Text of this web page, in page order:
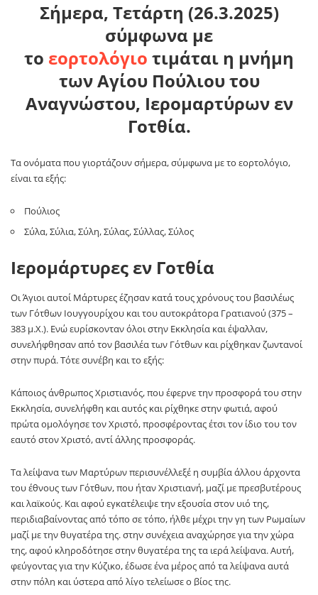
Σήμερα, Τετάρτη (26.3.2025)
σύμφωνα με
το εορτολόγιο τιμάται η μνήμη
των Αγίου Πούλιου του
Αναγνώστου, Ιερομαρτύρων εν
Γοτθία.
Τα ονόματα που γιορτάζουν σήμερα, σύμφωνα με το εορτολόγιο,
είναι τα εξής:
Πούλιος
Σύλα, Σύλια, Σύλη, Σύλας, Σύλλας, Σύλος
Ιερομάρτυρες εν Γοτθία
Οι Άγιοι αυτοί Μάρτυρες έζησαν κατά τους χρόνους του βασιλέως
των Γότθων Ιουγγουρίχου και του αυτοκράτορα Γρατιανού (375 –
383 μ.Χ.). Ενώ ευρίσκονταν όλοι στην Εκκλησία και έψαλλαν,
συνελήφθησαν από τον βασιλέα των Γότθων και ρίχθηκαν ζωντανοί
στην πυρά. Τότε συνέβη και το εξής:
Κάποιος άνθρωπος Χριστιανός, που έφερνε την προσφορά του στην
Εκκλησία, συνελήφθη και αυτός και ρίχθηκε στην φωτιά, αφού
πρώτα ομολόγησε τον Χριστό, προσφέροντας έτσι τον ίδιο του τον
εαυτό στον Χριστό, αντί άλλης προσφοράς.
Τα λείψανα των Μαρτύρων περισυνέλλεξέ η συμβία άλλου άρχοντα
του έθνους των Γότθων, που ήταν Χριστιανή, μαζί με πρεσβυτέρους
και λαϊκούς. Και αφού εγκατέλειψε την εξουσία στον υιό της,
περιδιαβαίνοντας από τόπο σε τόπο, ήλθε μέχρι την γη των Ρωμαίων
μαζί με την θυγατέρα της. στην συνέχεια αναχώρησε για την χώρα
της, αφού κληροδότησε στην θυγατέρα της τα ιερά λείψανα. Αυτή,
φεύγοντας για την Κύζικο, έδωσε ένα μέρος από τα λείψανα αυτά
στην πόλη και ύστερα από λίγο τελείωσε ο βίος της.